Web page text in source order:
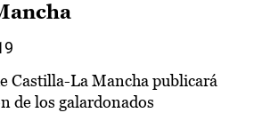
Castilla-La Mancha publicará
de los galardonados